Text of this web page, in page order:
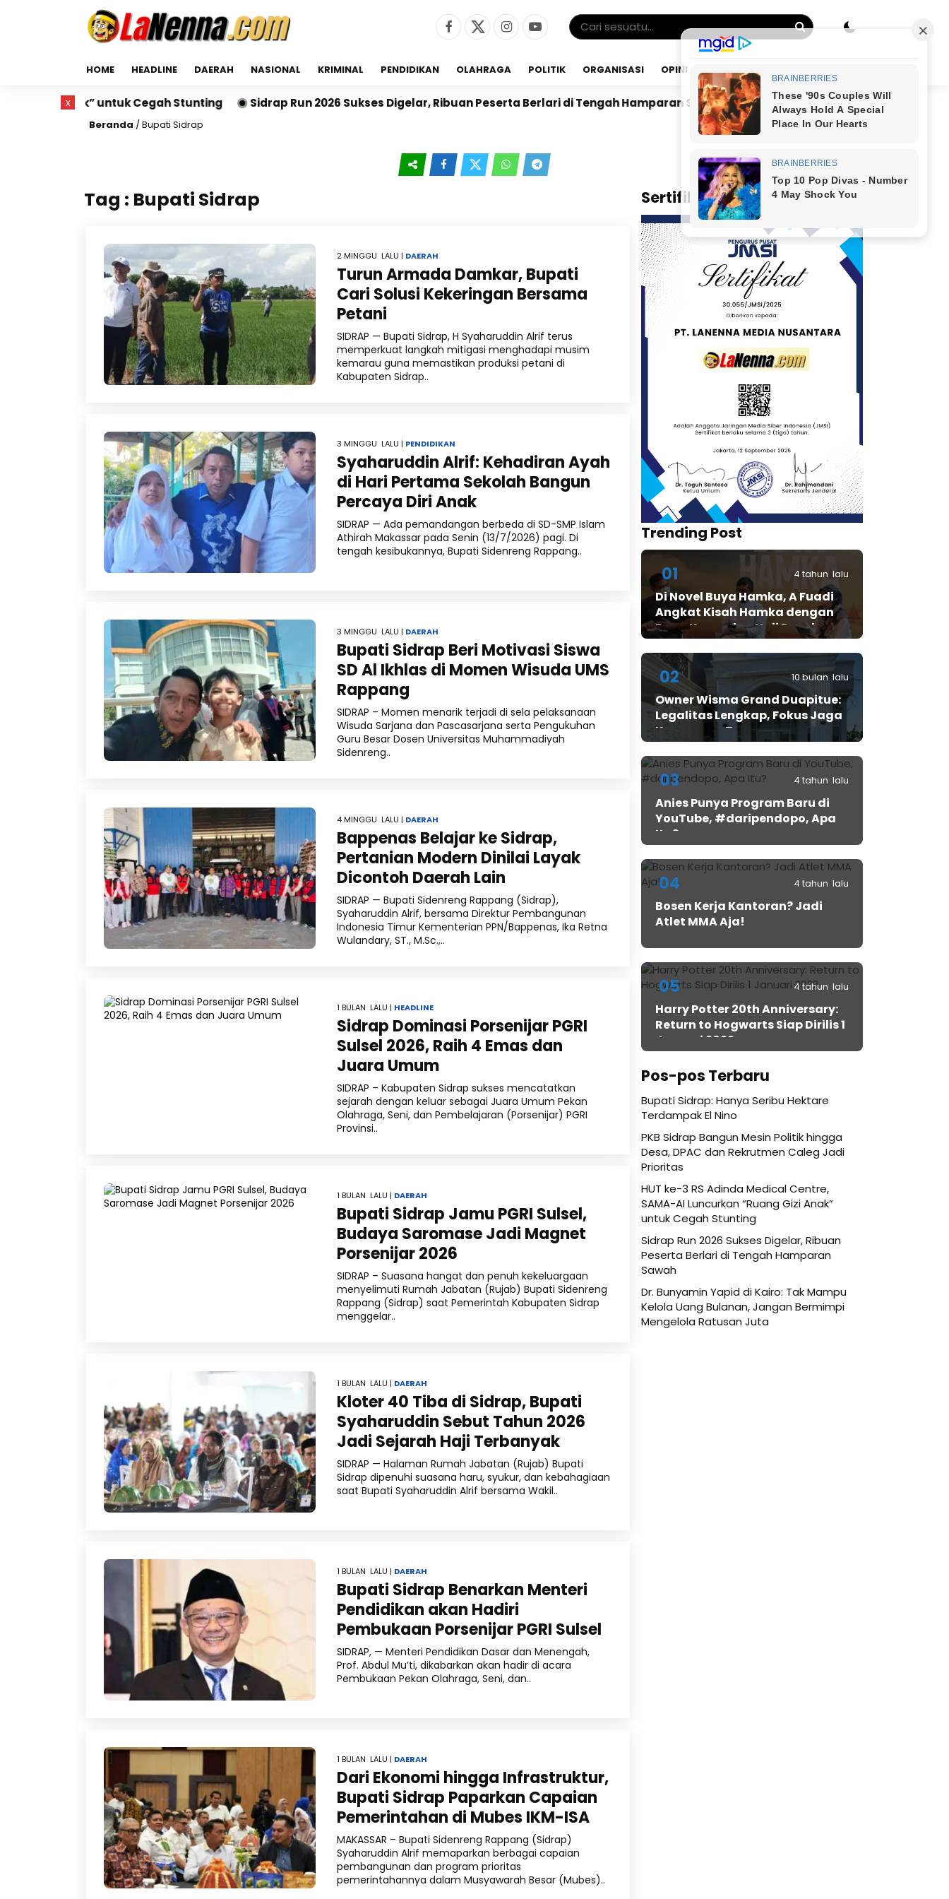
HOME HEADLINE DAERAH NASIONAL KRIMINAL PENDIDIKAN OLAHRAGA POLITIK ORGANISASI OPINI
untuk Cegah Stunting Sidrap Run 2026 Sukses Digelar, Ribuan Peserta Berlari di Tengah Hamparan Sawah Dr. Bunyamin Yapid di Kairo: Tak Mampu Kelola
Beranda /Bupati Sidrap
Tag : Bupati Sidrap
2 MINGGU LALU | DAERAH
Turun Armada Damkar, Bupati
Cari Solusi Kekeringan Bersama
Petani
SIDRAP — Bupati Sidrap, H Syaharuddin Alrif terus
memperkuat langkah mitigasi menghadapi musim
kemarau guna memastikan produksi petani di
Kabupaten Sidrap..
3 MINGGU LALU | PENDIDIKAN
Syaharuddin Alrif: Kehadiran Ayah
di Hari Pertama Sekolah Bangun
Percaya Diri Anak
SIDRAP — Ada pemandangan berbeda di SD-SMP Islam
Athirah Makassar pada Senin (13/7/2026) pagi. Di
tengah kesibukannya, Bupati Sidenreng Rappang..
3 MINGGU LALU | DAERAH
Bupati Sidrap Beri Motivasi Siswa
SD Al Ikhlas di Momen Wisuda UMS
Rappang
SIDRAP – Momen menarik terjadi di sela pelaksanaan
Wisuda Sarjana dan Pascasarjana serta Pengukuhan
Guru Besar Dosen Universitas Muhammadiyah
Sidenreng..
4 MINGGU LALU | DAERAH
Bappenas Belajar ke Sidrap,
Pertanian Modern Dinilai Layak
Dicontoh Daerah Lain
SIDRAP — Bupati Sidenreng Rappang (Sidrap),
Syaharuddin Alrif, bersama Direktur Pembangunan
Indonesia Timur Kementerian PPN/Bappenas, Ika Retna
Wulandary, ST., M.Sc.,..
1 BULAN LALU | HEADLINE
Sidrap Dominasi Porsenijar PGRI
Sulsel 2026, Raih 4 Emas dan
Juara Umum
SIDRAP – Kabupaten Sidrap sukses mencatatkan
sejarah dengan keluar sebagai Juara Umum Pekan
Olahraga, Seni, dan Pembelajaran (Porsenijar) PGRI
Provinsi..
1 BULAN LALU | DAERAH
Bupati Sidrap Jamu PGRI Sulsel,
Budaya Saromase Jadi Magnet
Porsenijar 2026
SIDRAP – Suasana hangat dan penuh kekeluargaan
menyelimuti Rumah Jabatan (Rujab) Bupati Sidenreng
Rappang (Sidrap) saat Pemerintah Kabupaten Sidrap
menggelar..
1 BULAN LALU | DAERAH
Kloter 40 Tiba di Sidrap, Bupati
Syaharuddin Sebut Tahun 2026
Jadi Sejarah Haji Terbanyak
SIDRAP — Halaman Rumah Jabatan (Rujab) Bupati
Sidrap dipenuhi suasana haru, syukur, dan kebahagiaan
saat Bupati Syaharuddin Alrif bersama Wakil..
1 BULAN LALU | DAERAH
Bupati Sidrap Benarkan Menteri
Pendidikan akan Hadiri
Pembukaan Porsenijar PGRI Sulsel
SIDRAP, — Menteri Pendidikan Dasar dan Menengah,
Prof. Abdul Mu’ti, dikabarkan akan hadir di acara
Pembukaan Pekan Olahraga, Seni, dan..
1 BULAN LALU | DAERAH
Dari Ekonomi hingga Infrastruktur,
Bupati Sidrap Paparkan Capaian
Pemerintahan di Mubes IKM-ISA
MAKASSAR – Bupati Sidenreng Rappang (Sidrap)
Syaharuddin Alrif memaparkan berbagai capaian
pembangunan dan program prioritas
pemerintahannya dalam Musyawarah Besar (Mubes)..
Sertifikat JMSI
Trending Post
01 4 tahun lalu
Di Novel Buya Hamka, A Fuadi
Angkat Kisah Hamka dengan
Bung Karno dan Haji Rasul
02 10 bulan lalu
Owner Wisma Grand Duapitue:
Legalitas Lengkap, Fokus Jaga
Keamanan Tamu
03 4 tahun lalu
Anies Punya Program Baru di
YouTube, #daripendopo, Apa
Itu?
04 4 tahun lalu
Bosen Kerja Kantoran? Jadi
Atlet MMA Aja!
05 4 tahun lalu
Harry Potter 20th Anniversary:
Return to Hogwarts Siap Dirilis 1
Januari 2022
Pos-pos Terbaru
Bupati Sidrap: Hanya Seribu Hektare
Terdampak El Nino
PKB Sidrap Bangun Mesin Politik hingga
Desa, DPAC dan Rekrutmen Caleg Jadi
Prioritas
HUT ke-3 RS Adinda Medical Centre,
SAMA-AI Luncurkan “Ruang Gizi Anak”
untuk Cegah Stunting
Sidrap Run 2026 Sukses Digelar, Ribuan
Peserta Berlari di Tengah Hamparan
Sawah
Dr. Bunyamin Yapid di Kairo: Tak Mampu
Kelola Uang Bulanan, Jangan Bermimpi
Mengelola Ratusan Juta
x x